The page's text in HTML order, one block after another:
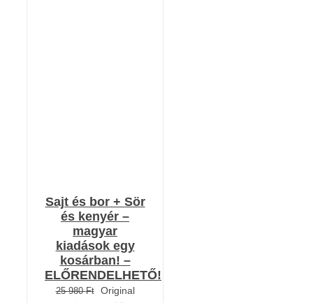
Sajt és bor + Sör
és kenyér –
magyar
kiadások egy
kosárban! –
ELŐRENDELHETŐ!
25 980Ft
Original